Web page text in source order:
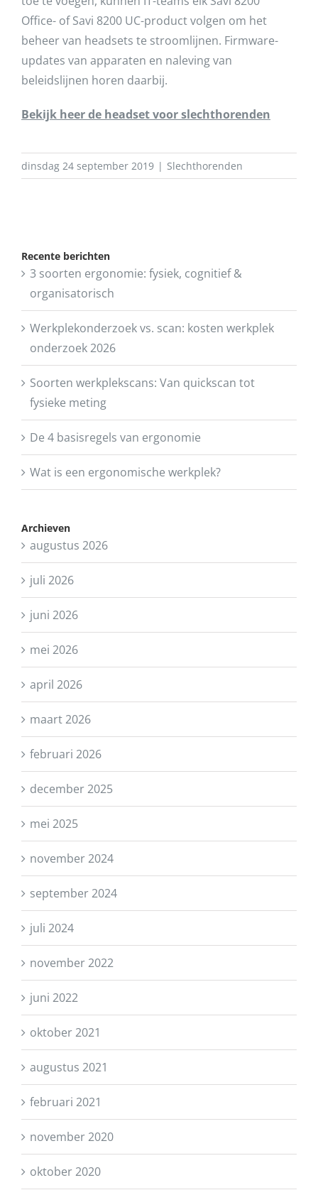
Office- of Savi 8200 UC-product volgen om het
beheer van headsets te stroomlijnen. Firmware-
updates van apparaten en naleving van
beleidslijnen horen daarbij.
Bekijk heer de headset voor slechthorenden
dinsdag 24 september 2019 | Slechthorenden
Recente berichten
3 soorten ergonomie: fysiek, cognitief &
organisatorisch
Werkplekonderzoek vs. scan: kosten werkplek
onderzoek 2026
Soorten werkplekscans: Van quickscan tot
fysieke meting
De 4 basisregels van ergonomie
Wat is een ergonomische werkplek?
Archieven
augustus 2026
juli 2026
juni 2026
mei 2026
april 2026
maart 2026
februari 2026
december 2025
mei 2025
november 2024
september 2024
juli 2024
november 2022
juni 2022
oktober 2021
augustus 2021
februari 2021
november 2020
oktober 2020